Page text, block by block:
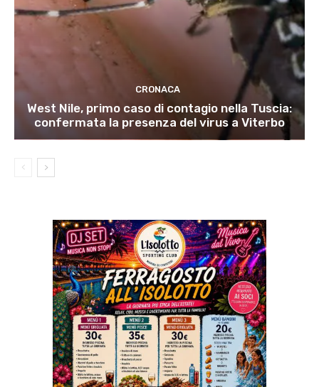
CRONACA
West Nile, primo caso di contagio nella Tuscia:
confermata la presenza del virus a Viterbo